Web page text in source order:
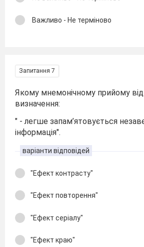
Важливо - Не терміново
Запитання 7
Якому мнемонічному прийому
визначення:
" - легше запам’ятовується
інформація".
варіанти відповідей
"Ефект контрасту"
"Ефект повторення"
"Ефект серіалу"
"Ефект краю"